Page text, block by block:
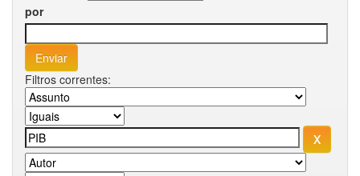
por
Filtros correntes: